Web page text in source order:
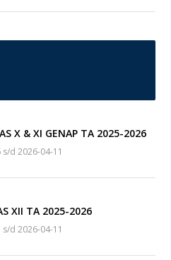
X & XI GENAP TA 2025-2026
d 2026-04-11
XII TA 2025-2026
d 2026-04-11